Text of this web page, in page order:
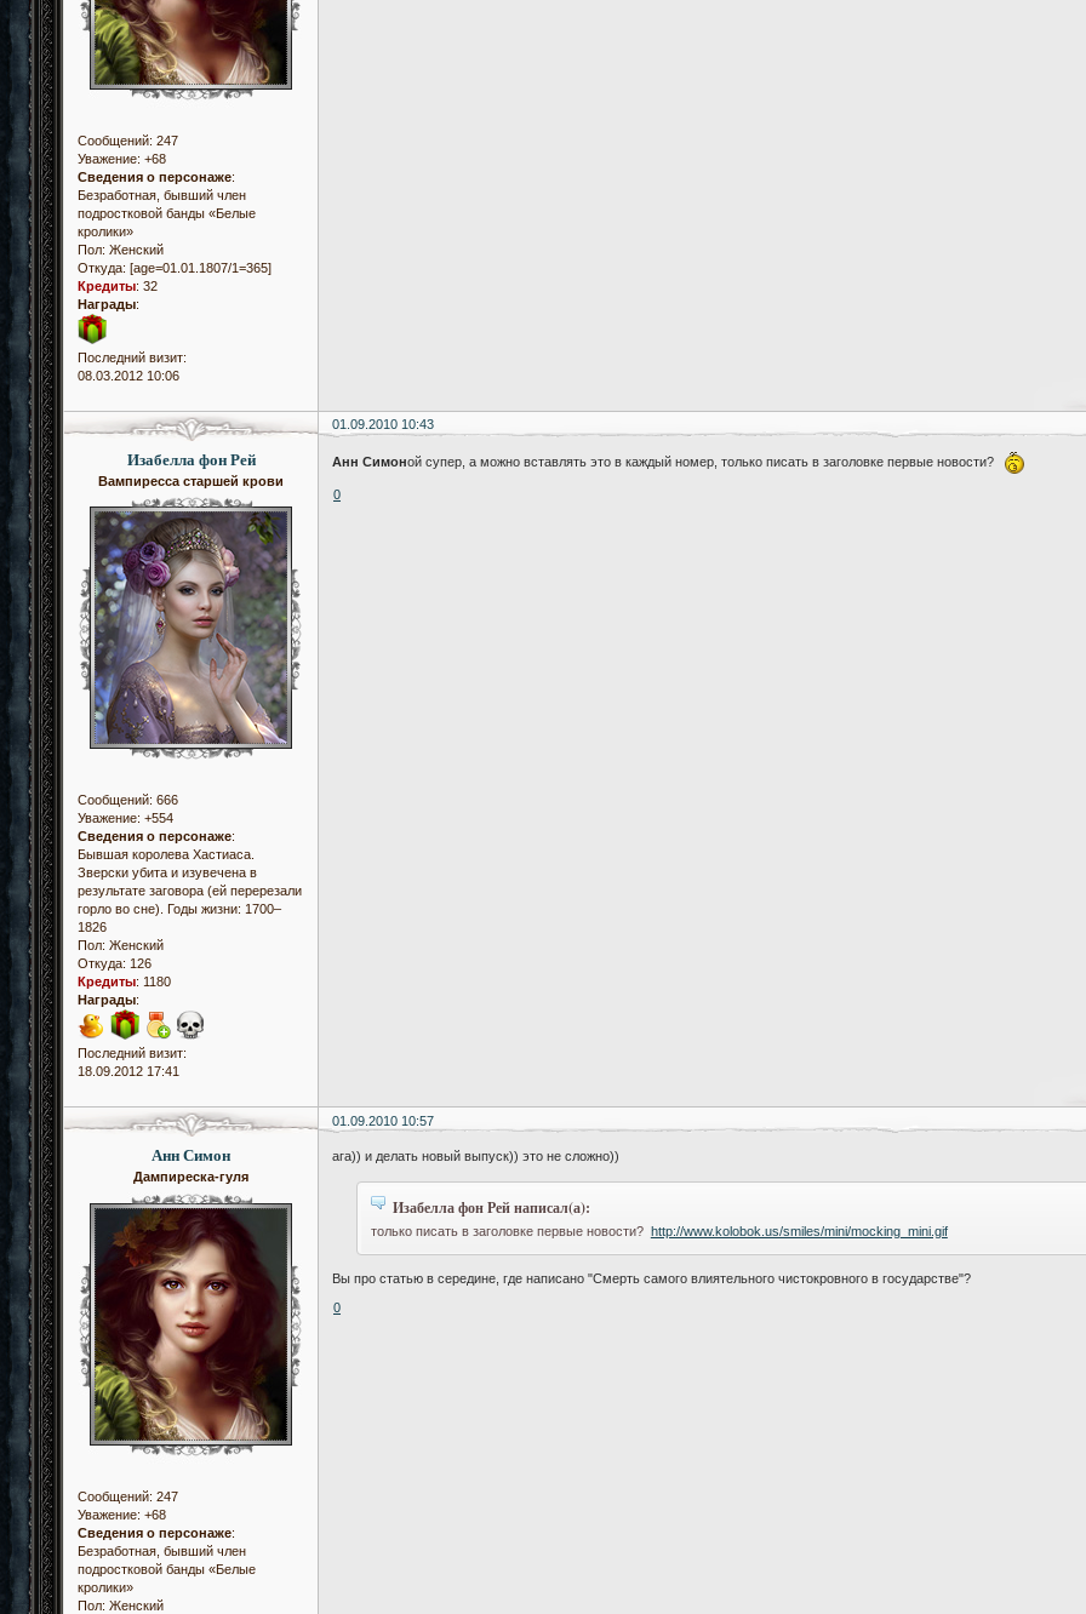
Сообщений: 247
Уважение: +68
Сведения о персонаже:
Безработная, бывший член
подростковой банды «Белые
кролики»
Пол: Женский
Откуда: [age=01.01.1807/1=365]
Кредиты: 32
Награды:
Последний визит:
08.03.2012 10:06
01.09.2010 10:43
Изабелла фон Рей
Вампиресса старшей крови
Сообщений: 666
Уважение: +554
Сведения о персонаже:
Бывшая королева Хастиаса.
Зверски убита и изувечена в
результате заговора (ей перерезали
горло во сне). Годы жизни: 1700–
1826
Пол: Женский
Откуда: 126
Кредиты: 1180
Награды:
Последний визит:
18.09.2012 17:41
Анн Симоной супер, а можно вставлять это в каждый номер, только писать в заголовке первые новости?
0
01.09.2010 10:57
Анн Симон
Дампиреска-гуля
Сообщений: 247
Уважение: +68
Сведения о персонаже:
Безработная, бывший член
подростковой банды «Белые
кролики»
Пол: Женский
ага)) и делать новый выпуск)) это не сложно))
Изабелла фон Рей написал(а):
только писать в заголовке первые новости? http://www.kolobok.us/smiles/mini/mocking_mini.gif
Вы про статью в середине, где написано "Смерть самого влиятельного чистокровного в государстве"?
0